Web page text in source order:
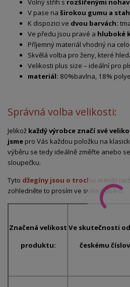
Volný střih s rozšířenými
V pase na širokou gumu a
K dispozici ve dvou barvách:
Ve předu jsou pravé a hluboké
Příjemný materiál vhodný na
Skvělá volba pro ženy, které
Velikosti plus size – ideální pro
materiál: 80%bavlna, 18%
Správná volba velikosti:
Jelikož každý výrobce značí své
jsme pro Vás každou položku na
výběru se tedy ideálně změřte anebo
sloupečku.
Tyto džegíny jsou o trochu menší
zohledněte to prosím ve svém výběru.
Značená velikost
produktu:
Ve skutečnosti
českému